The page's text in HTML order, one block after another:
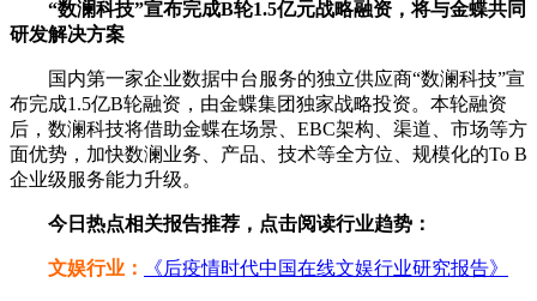
“数澜科技”宣布完成B轮1.5亿元战略融资，将与金蝶共同
研发解决方案
国内第一家企业数据中台服务的独立供应商“数澜科技”宣
布完成1.5亿B轮融资，由金蝶集团独家战略投资。本轮融资
后，数澜科技将借助金蝶在场景、EBC架构、渠道、市场等方
面优势，加快数澜业务、产品、技术等全方位、规模化的To B
企业级服务能力升级。
今日热点相关报告推荐，点击阅读行业趋势：
文娱行业： 《后疫情时代中国在线文娱行业研究报告》